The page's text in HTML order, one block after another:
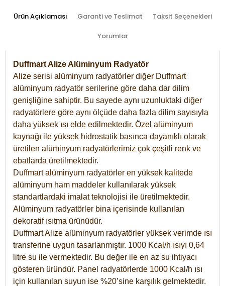
Ürün Açıklaması Garanti ve Teslimat Taksit Seçenekleri
Yorumlar
Duffmart Alize Alüminyum Radyatör
Alize serisi alüminyum radyatörler diğer Duffmart
alüminyum radyatör serilerine göre daha dar dilim
genişliğine sahiptir. Bu sayede aynı uzunluktaki diğer
radyatörlere göre aynı ölçüde daha fazla dilim sayısıyla
daha yüksek ısı elde edilmektedir. Özel alüminyum
kaynağı ile yüksek hidrostatik basınca dayanıklı olarak
üretilen alüminyum radyatörlerimiz çok çeşitli renk ve
ebatlarda üretilmektedir.
Duffmart alüminyum radyatörler en yüksek kalitede
alüminyum ham maddeler kullanılarak yüksek
standartlardaki imalat teknolojisi ile üretilmektedir.
Alüminyum radyatörler bina içerisinde kullanılan
dekoratif ısıtma ürünüdür.
Duffmart Alize alüminyum radyatörler yüksek verimde ısı
transferine uygun tasarlanmıştır. 1000 Kcal/h ısıyı 0,64
litre su ile vermektedir. Bu değer ile en az su ihtiyacı
gösteren üründür. Panel radyatörlerde 1000 Kcal/h ısı
için kullanılan suyun ise %20’sine karşılık gelmektedir.